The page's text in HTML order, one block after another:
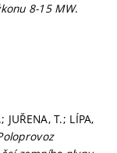
8-15 MW.
JUŘENA, T.; LÍPA,